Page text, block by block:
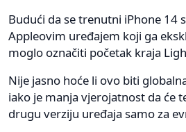
Budući da se trenutni iPhone 14
Appleovim uređajem koji ga
moglo označiti početak kraja
Nije jasno hoće li ovo biti
iako je manja vjerojatnost da će
drugu verziju uređaja samo za